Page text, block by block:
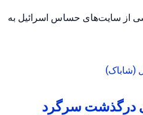
از سایت‌های حساس اسرائیل به
(شاباک)
درگذشت سرگرد